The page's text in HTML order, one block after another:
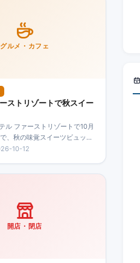
グルメ・カフェ
ストリゾートで秋スイー
ル ファーストリゾートで10月
、秋の味覚スイーツビュッフ
栗の絞りたてモンブランや、
10-12
開店・閉店